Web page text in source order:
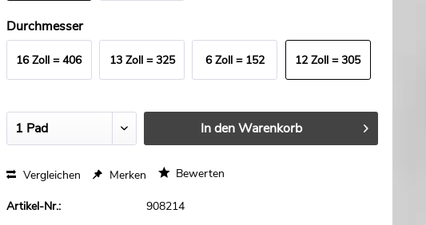
Durchmesser
16 Zoll = 406 13 Zoll = 325 6 Zoll = 152 12 Zoll = 305
In denWarenkorb
Vergleichen Merken Bewerten
Artikel-Nr.: 908214